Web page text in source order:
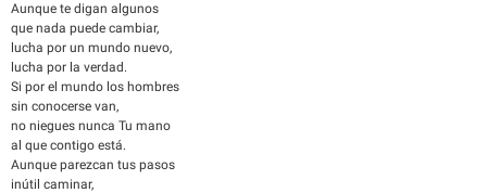
Aunque te digan algunos
que nada puede cambiar,
lucha por un mundo nuevo,
lucha por la verdad.
Si por el mundo los hombres
sin conocerse van,
no niegues nunca Tu mano
al que contigo está.
Aunque parezcan tus pasos
inútil caminar,